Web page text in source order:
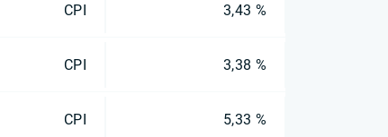
CPI 3,43 %
CPI 3,38 %
CPI 5,33 %